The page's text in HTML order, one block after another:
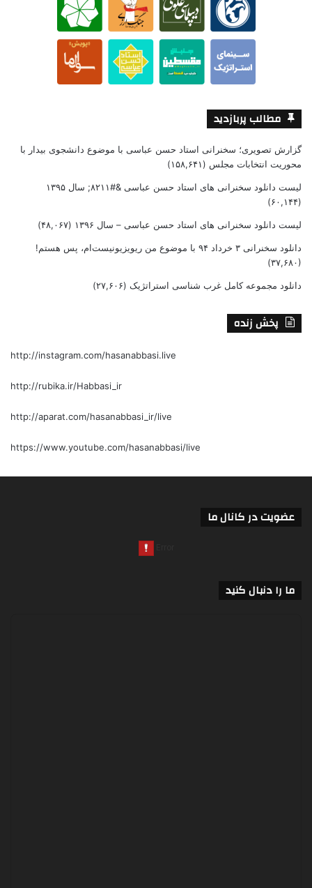
مطالب پربازدید
گزارش تصویری؛ سخنرانی استاد حسن عباسی با موضوع دانشجوی بیدار با
محوریت انتخابات مجلس (۱۵۸,۶۴۱)
لیست دانلود سخنرانی های استاد حسن عباسی &#۸۲۱۱; سال ۱۳۹۵
(۶۰,۱۴۴)
لیست دانلود سخنرانی های استاد حسن عباسی – سال ۱۳۹۶ (۴۸,۰۶۷)
دانلود سخنرانی ۳ خرداد ۹۴ با موضوع من ریویزیونیست‌ام، پس هستم!
(۳۷,۶۸۰)
دانلود مجموعه کامل غرب شناسی استراتژیک (۲۷,۶۰۶)
پخش زنده
http://instagram.com/hasanabbasi.live
http://rubika.ir/Habbasi_ir
http://aparat.com/hasanabbasi_ir/live
https://www.youtube.com/hasanabbasi/live
عضویت در کانال ما
ما را دنبال کنید